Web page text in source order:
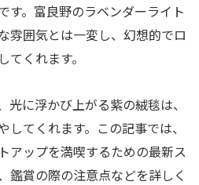
す。富良野のラベンダーライト
雰囲気とは一変し、幻想的でロ
くれます。
に浮かび上がる紫の絨毯は、
てくれます。この記事では、
アップを満喫するための最新ス
鑑賞の際の注意点などを詳しく